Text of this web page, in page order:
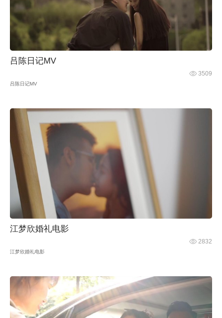
吕陈日记MV
3509
吕陈日记MV
江梦欣婚礼电影
2832
江梦欣婚礼电影